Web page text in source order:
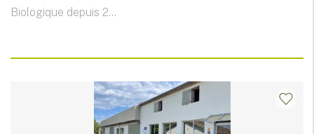
Biologique depuis 2...